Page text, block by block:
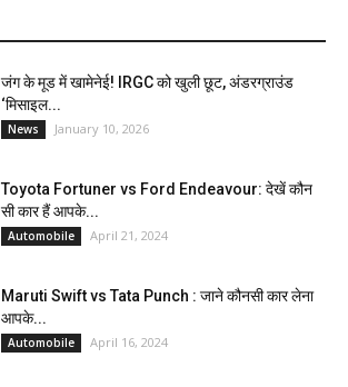
जंग के मूड में खामेनेई! IRGC को खुली छूट, अंडरग्राउंड
‘मिसाइल...
News January 10, 2026
Toyota Fortuner vs Ford Endeavour: देखें कौन
सी कार हैं आपके...
Automobile April 21, 2024
Maruti Swift vs Tata Punch : जाने कौनसी कार लेना
आपके...
Automobile April 16, 2024